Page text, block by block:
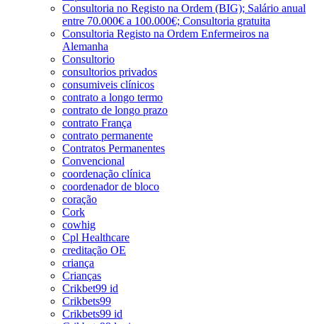
Consultoria no Registo na Ordem (BIG); Salário anual
entre 70.000€ a 100.000€; Consultoria gratuita
Consultoria Registo na Ordem Enfermeiros na
Alemanha
Consultorio
consultorios privados
consumiveis clínicos
contrato a longo termo
contrato de longo prazo
contrato França
contrato permanente
Contratos Permanentes
Convencional
coordenação clínica
coordenador de bloco
coração
Cork
cowhig
Cpl Healthcare
creditação OE
criança
Crianças
Crikbet99 id
Crikbets99
Crikbets99 id